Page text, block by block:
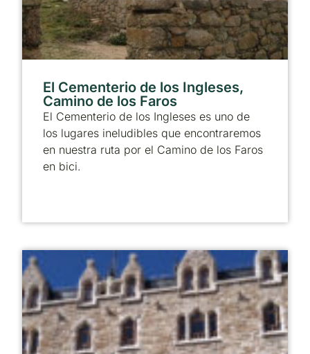
El Cementerio de los Ingleses,
Camino de los Faros
El Cementerio de los Ingleses es uno de
los lugares ineludibles que encontraremos
en nuestra ruta por el Camino de los Faros
en bici.